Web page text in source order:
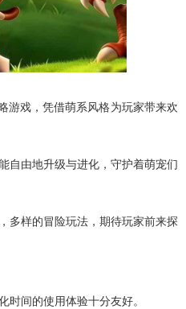
游戏，凭借萌系风格为玩家带来欢
自由地升级与进化，守护着萌宠们
多样的冒险玩法，期待玩家前来探
间的使用体验十分友好。